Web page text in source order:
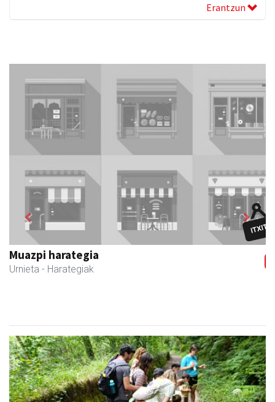
Erantzun
Urnietako Udala
Urnieta - Udaletxeak
Previous Next